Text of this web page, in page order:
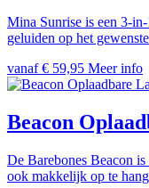
Mina Sunrise is een 3-
geluiden op het
vanaf € 59,95 Meer info
Beacon
De Barebones Beacon
ook makkelijk op te